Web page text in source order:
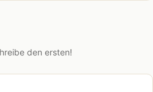
den ersten!